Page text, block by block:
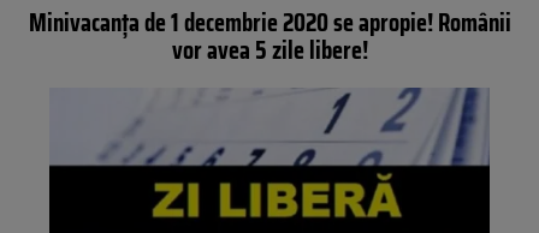
Minivacanța de 1 decembrie 2020 se apropie! Românii
vor avea 5 zile libere!